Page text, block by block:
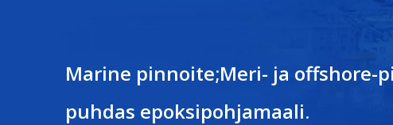
Marine pinnoite;Meri- ja offshore-
puhdas epoksipohjamaali.